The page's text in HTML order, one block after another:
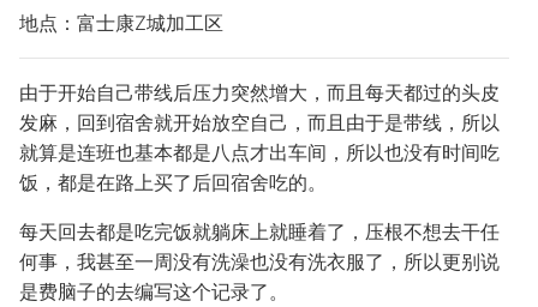
地点：富士康Z城加工区
由于开始自己带线后压力突然增大，而且每天都过的头皮
发麻，回到宿舍就开始放空自己，而且由于是带线，所以
就算是连班也基本都是八点才出车间，所以也没有时间吃
饭，都是在路上买了后回宿舍吃的。
每天回去都是吃完饭就躺床上就睡着了，压根不想去干任
何事，我甚至一周没有洗澡也没有洗衣服了，所以更别说
是费脑子的去编写这个记录了。